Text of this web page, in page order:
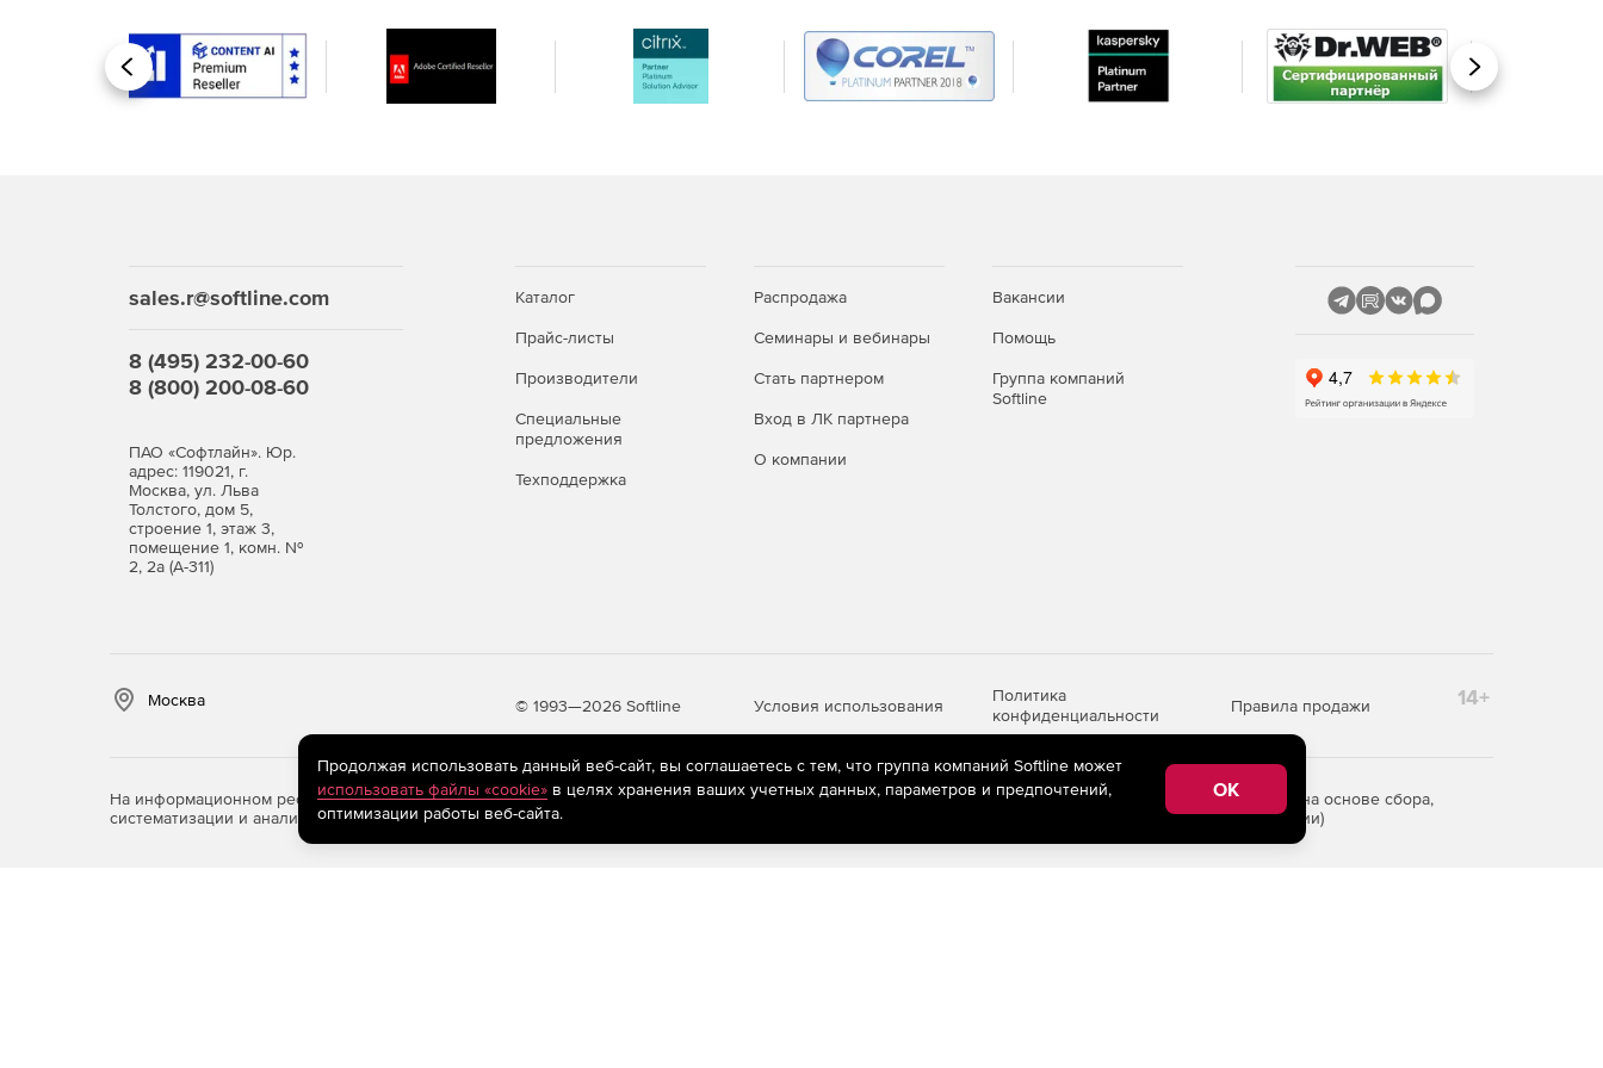
продемонстрировать свои готовые или начатые проекты. По мере доработки проекта можно
загружать новые версии и моментально получать отзывы от других дизайнеров со всего мира.
Синхронизация настроек. Пользователи могут работать на любых ПК и компьютерах Mac, а затем
графику и отчет об упаковке в одной папке.
Извлечение изображений. Простое извлечение графики, помещенной и встроенной в файл llustrator.
Извлечение файлов за несколько секунд и начало их редактирования. Можно также извлекать
файлы, встроенные в иллюстрацию, которая была получена от другого пользователя. Ссылки на
файлы изображений создаются автоматически.
Расширенные возможности палитры «Связи». Теперь в палитре «Связи» доступны более подробные
сведения о помещенных файлах. Все помещенные объекты – изображения, графика и текст –
отображаются в палитре «Связи».
настраиваемые роли администраторов, возможность ограничения в использования облачного
улучшенная защита личных данных и проектов
Назад Вперед
sales.r@softline.com
8 (495) 232-00-60
8 (800) 200-08-60
ПАО «Софтлайн». Юр.
адрес: 119021, г.
Москва, ул. Льва
Толстого, дом 5,
строение 1, этаж 3,
помещение 1, комн. №
2, 2а (А-311)
Каталог
Прайс-листы
Производители
Специальные
предложения
Техподдержка
Распродажа
Семинары и вебинары
Стать партнером
Вход в ЛК партнера
О компании
Вакансии
Помощь
Группа компаний
Softline
Москва © 1993—2026 Softline Условия использования
Политика
конфиденциальности
Правила продажи 14+
На информационном ресурсе store.softline.ru применяютсярекомендательные технологии (информационные технологии предоставления информации на основе сбора,
систематизации и анализа сведений, относящихся к предпочтениям пользователей сети «Интернет», находящихся на территории Российской Федерации)
Продолжая использовать данный веб-сайт, вы соглашаетесь с тем, что группа компаний Softline может
использовать файлы «cookie»в целях хранения ваших учетных данных, параметров и предпочтений,
оптимизации работы веб-сайта.
OK